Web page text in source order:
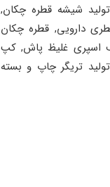
شیشه قطره چکان,
دارویی, قطره چکان
اسپری غلیظ پاش, کپ
تریگر چاپ و بسته